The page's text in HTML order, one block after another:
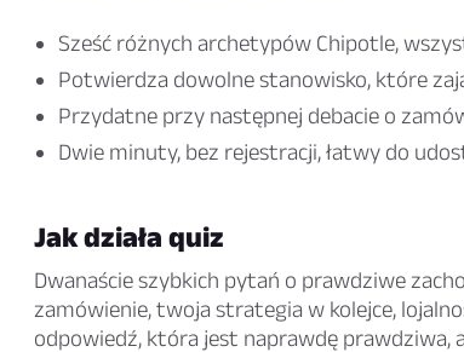
Sześć różnych archetypów Chipotle,
Potwierdza dowolne stanowisko, które
Przydatne przy następnej debacie o
Dwie minuty, bez rejestracji, łatwy do
Jak działa quiz
Dwanaście szybkich pytań o prawdziwe
zamówienie, twoja strategia w kolejce,
odpowiedź, która jest naprawdę prawdziwa,